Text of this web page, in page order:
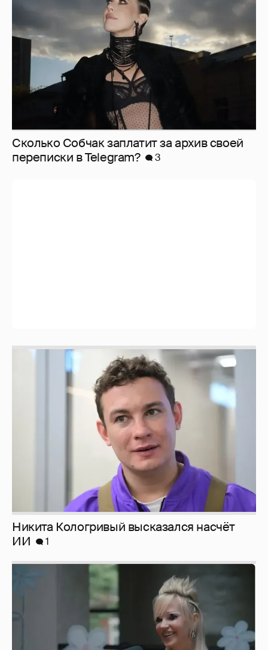
Сколько Собчак заплатит за архив своей
перeписки в Telegram?
3
Никита Кологривый высказался насчёт
ИИ
1